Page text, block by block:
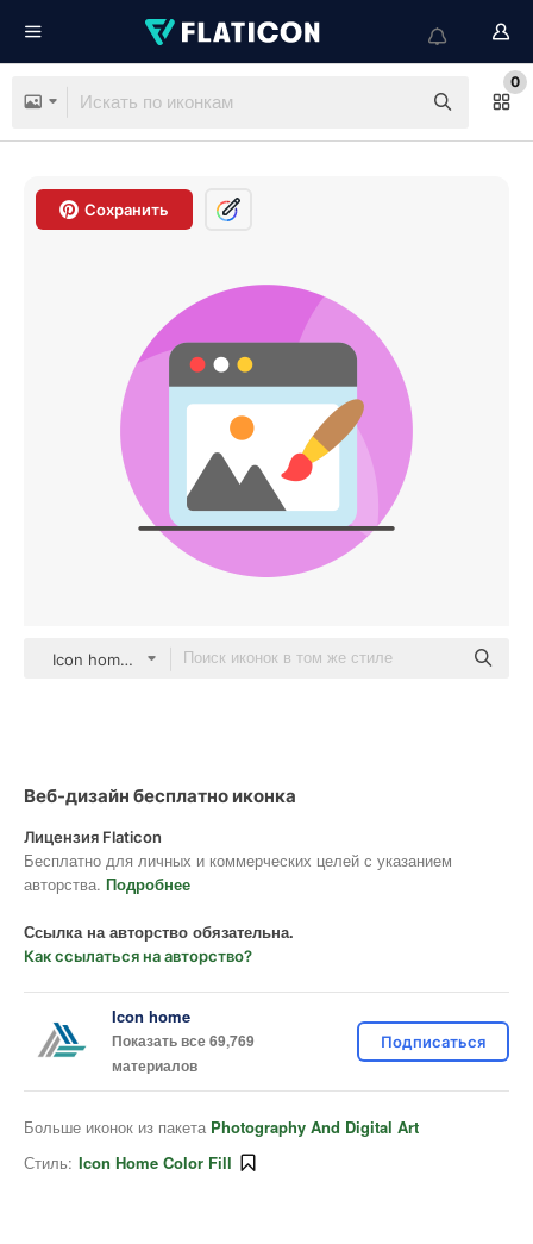
0
Сохранить
Icon home color fill
Веб-дизайн бесплатно иконка
Лицензия Flaticon
Бесплатно для личных и коммерческих целей с указанием
авторства. Подробнее
Ссылка на авторство обязательна.
Как ссылаться на авторство?
Icon home
Показать все 69,769
материалов
Подписаться
Больше иконок из пакета Photography And Digital Art
Стиль: Icon Home Color Fill